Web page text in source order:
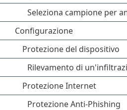
Seleziona campione per
Configurazione
Protezione del dispositivo
Rilevamento di
Protezione Internet
Protezione Anti-Phishing